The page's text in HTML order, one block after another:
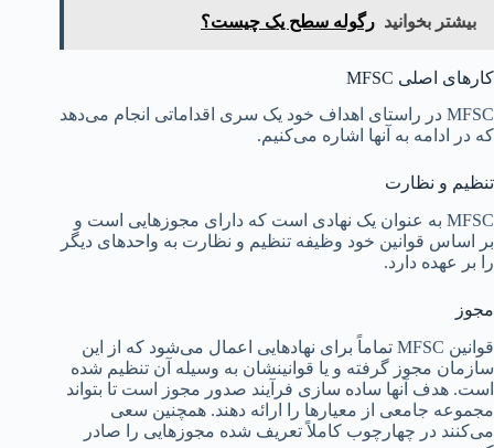
بیشتر بخوانید رگوله سطح یک چیست؟
کارهای اصلی MFSC
MFSC در راستای اهداف خود یک سری اقداماتی انجام می‌دهد
که در ادامه به آنها اشاره می‌کنیم.
تنظیم و نظارت
MFSC به عنوان یک نهادی است که دارای مجوزهایی است و
بر اساس قوانین خود وظیفه تنظیم و نظارت به واحدهای دیگر
را بر عهده دارد.
مجوز
قوانین MFSC تماماً برای نهادهایی اعمال می‌شود که از این
سازمان مجوز گرفته و یا قوانینشان به وسیله آن تنظیم شده
است. هدف آنها ساده سازی فرآیند صدور مجوز است تا بتواند
مجموعه جامعی از معیارها را ارائه دهند. همچنین سعی
می‌کنند در چهارچوب کاملاً تعریف شده مجوزهایی را صادر